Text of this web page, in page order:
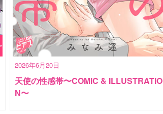
2026年6月20日
天使の性感帯〜COMIC & ILLUSTRATIO
N〜